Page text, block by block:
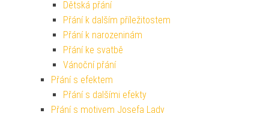
Dětská přání
Přání k dalším příležitostem
Přání k narozeninám
Přání ke svatbě
Vánoční přání
Přání s efektem
Přání s dalšími efekty
Přání s motivem Josefa Lady